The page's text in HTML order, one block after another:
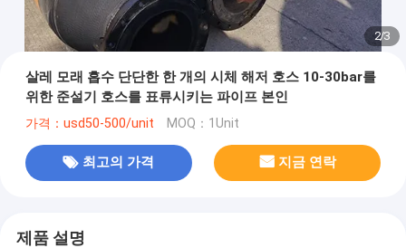
2/3
살레 모래 흡수 단단한 한 개의 시체 해저 호스 10-30bar를
위한 준설기 호스를 표류시키는 파이프 본인
가격：usd50-500/unit MOQ：1Unit
최고의 가격 지금 연락
제품 설명